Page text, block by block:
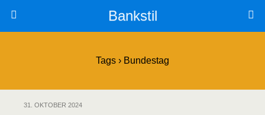
Bankstil
Tags › Bundestag
31. OKTOBER 2024